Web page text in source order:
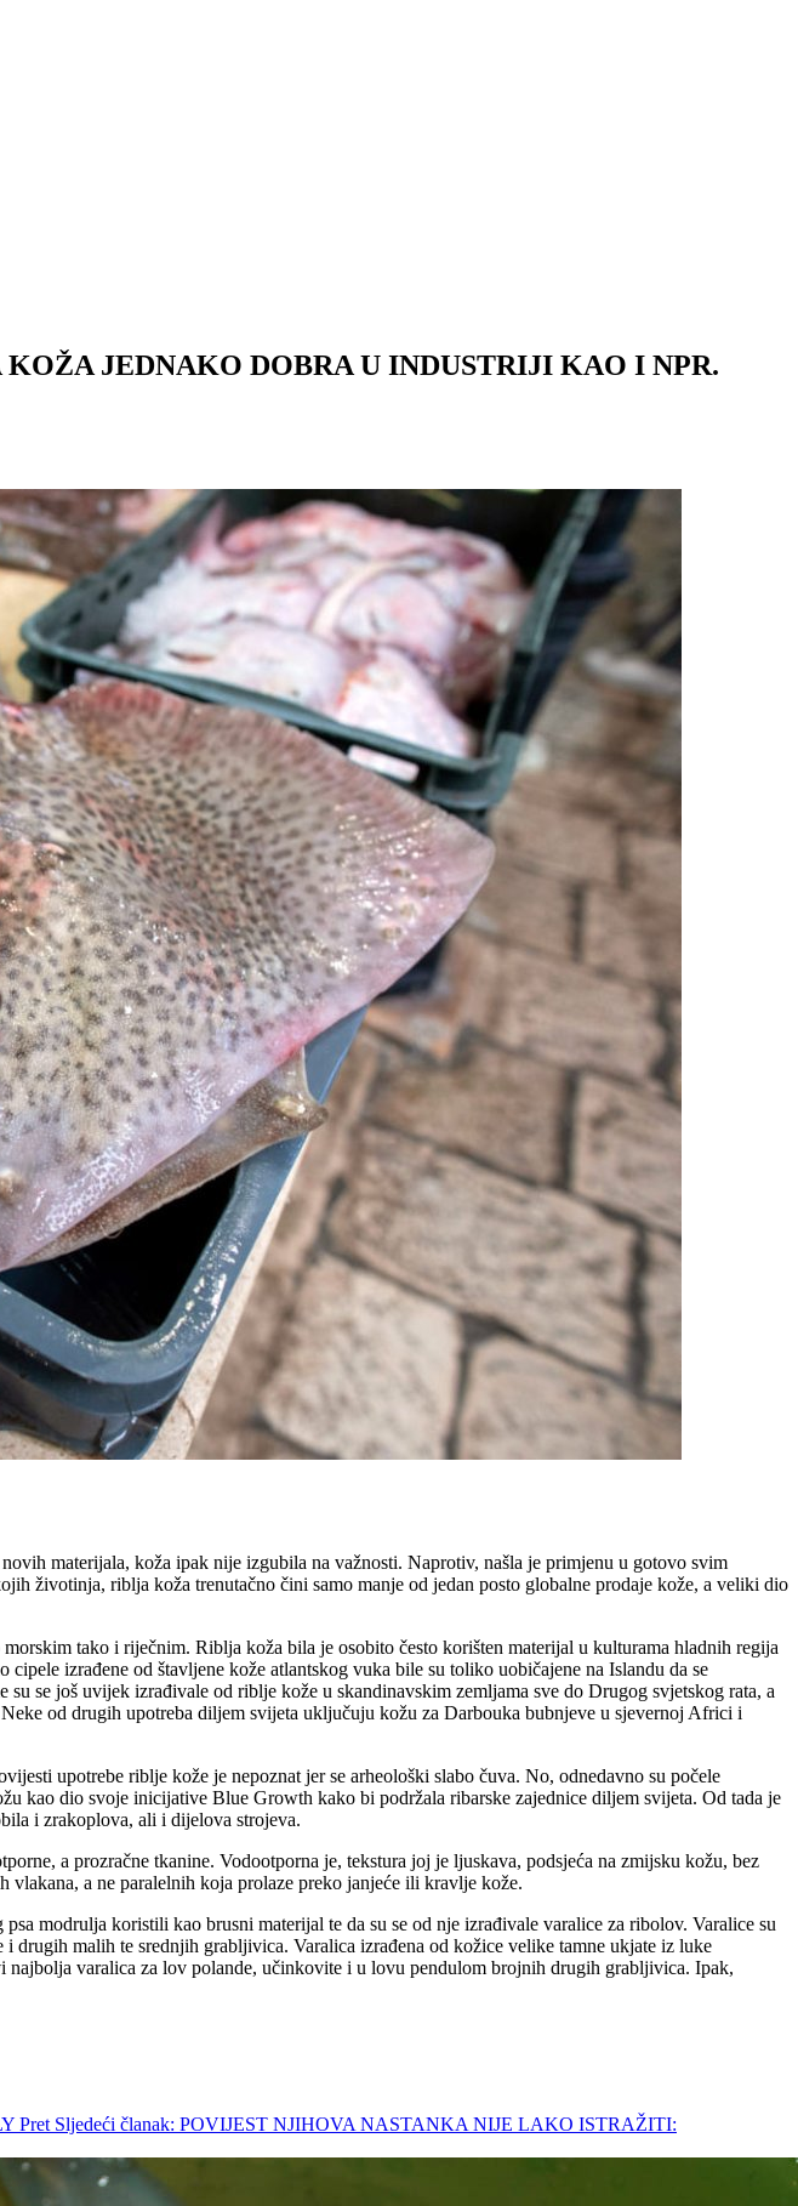
JEDNAKO DOBRA U INDUSTRIJI KAO I NPR.
materijala, koža ipak nije izgubila na važnosti. Naprotiv, našla je primjenu u gotovo svim
životinja, riblja koža trenutačno čini samo manje od jedan posto globalne prodaje kože, a veliki dio
tako i riječnim. Riblja koža bila je osobito često korišten materijal u kulturama hladnih regija
izrađene od štavljene kože atlantskog vuka bile su toliko uobičajene na Islandu da se
se još uvijek izrađivale od riblje kože u skandinavskim zemljama sve do Drugog svjetskog rata, a
od drugih upotreba diljem svijeta uključuju kožu za Darbouka bubnjeve u sjevernoj Africi i
upotrebe riblje kože je nepoznat jer se arheološki slabo čuva. No, odnedavno su počele
kao dio svoje inicijative Blue Growth kako bi podržala ribarske zajednice diljem svijeta. Od tada je
i zrakoplova, ali i dijelova strojeva.
a prozračne tkanine. Vodootporna je, tekstura joj je ljuskava, podsjeća na zmijsku kožu, bez
vlakana, a ne paralelnih koja prolaze preko janjeće ili kravlje kože.
modrulja koristili kao brusni materijal te da su se od nje izrađivale varalice za ribolov. Varalice su
drugih malih te srednjih grabljivica. Varalica izrađena od kožice velike tamne ukjate iz luke
varalica za lov polande, učinkovite i u lovu pendulom brojnih drugih grabljivica. Ipak,
Pret Sljedeći članak: POVIJEST NJIHOVA NASTANKA NIJE LAKO ISTRAŽITI: